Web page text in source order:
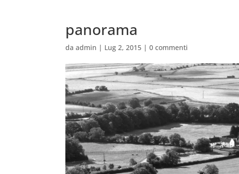
panorama
daadmin | Lug 2, 2015 |0 commenti